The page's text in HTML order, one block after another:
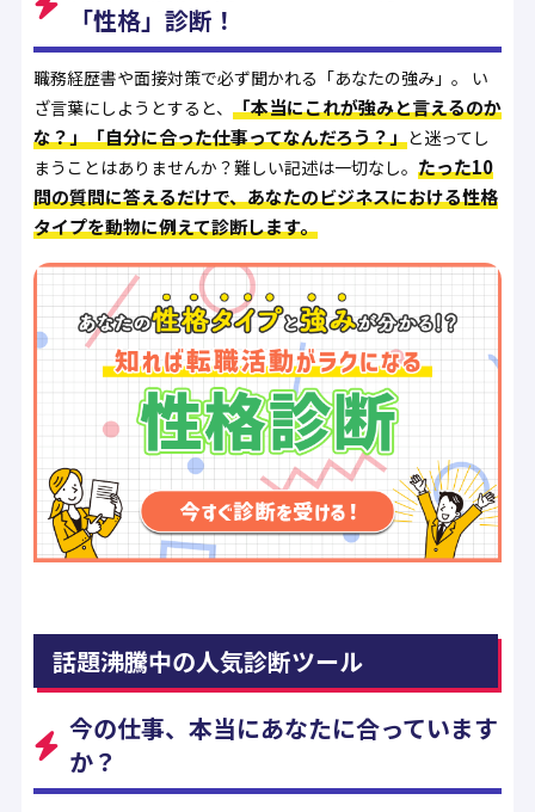
「性格」診断！
職務経歴書や面接対策で必ず聞かれる「あなたの強み」。 い
ざ言葉にしようとすると、 「本当にこれが強みと言えるのか
な？」「自分に合った仕事ってなんだろう？」と迷ってし
まうことはありませんか？難しい記述は一切なし。 たった10
問の質問に答えるだけで、あなたのビジネスにおける性格
タイプを動物に例えて診断します。
話題沸騰中の人気診断ツール
今の仕事、本当にあなたに合っています
か？